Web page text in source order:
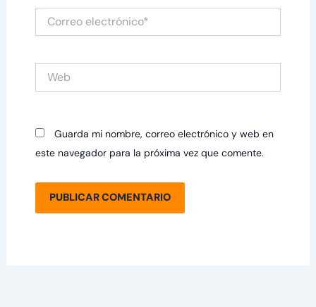
Correo
electrónico*
Guarda mi nombre, correo electrónico y web en
este navegador para la próxima vez que comente.